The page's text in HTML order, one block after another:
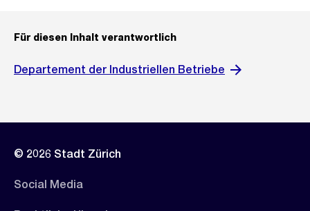
Für diesen Inhalt verantwortlich
Departement der Industriellen Betriebe
© 2026 Stadt Zürich
Social Media